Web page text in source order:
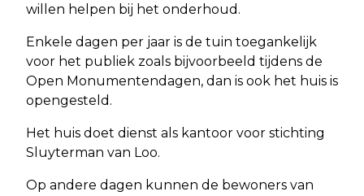
willen helpen bij het onderhoud.
Enkele dagen per jaar is de tuin toegankelijk
voor het publiek zoals bijvoorbeeld tijdens de
Open Monumentendagen, dan is ook het huis is
opengesteld.
Het huis doet dienst als kantoor voor stichting
Sluyterman van Loo.
Op andere dagen kunnen de bewoners van